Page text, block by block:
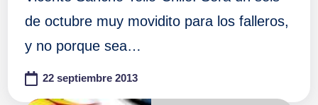
de octubre muy movidito para los falleros,
y no porque sea…
22 septiembre 2013